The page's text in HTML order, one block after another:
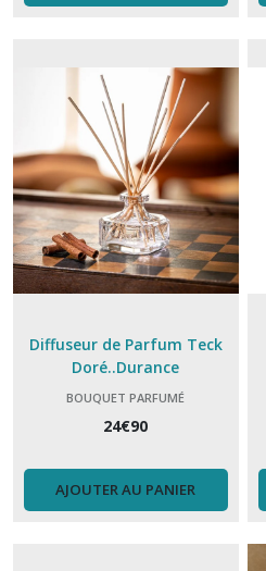
Diffuseur de Parfum Teck
Doré..Durance
BOUQUET PARFUMÉ
24€90
AJOUTER AU PANIER